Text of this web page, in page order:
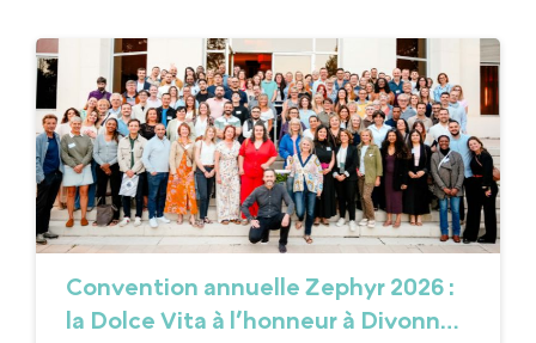
Convention annuelle Zephyr 2026 :
la Dolce Vita à l’honneur à Divonne-